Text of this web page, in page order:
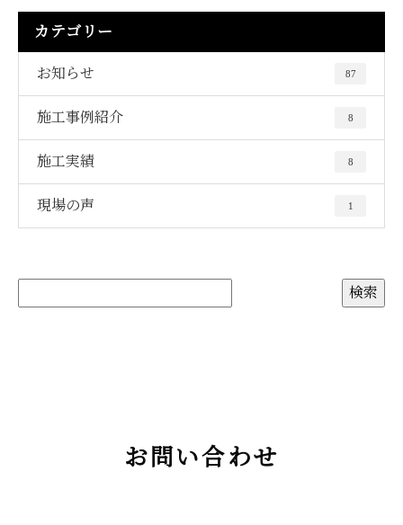
カテゴリー
お知らせ 87
施工事例紹介 8
施工実績 8
現場の声 1
お問い合わせ